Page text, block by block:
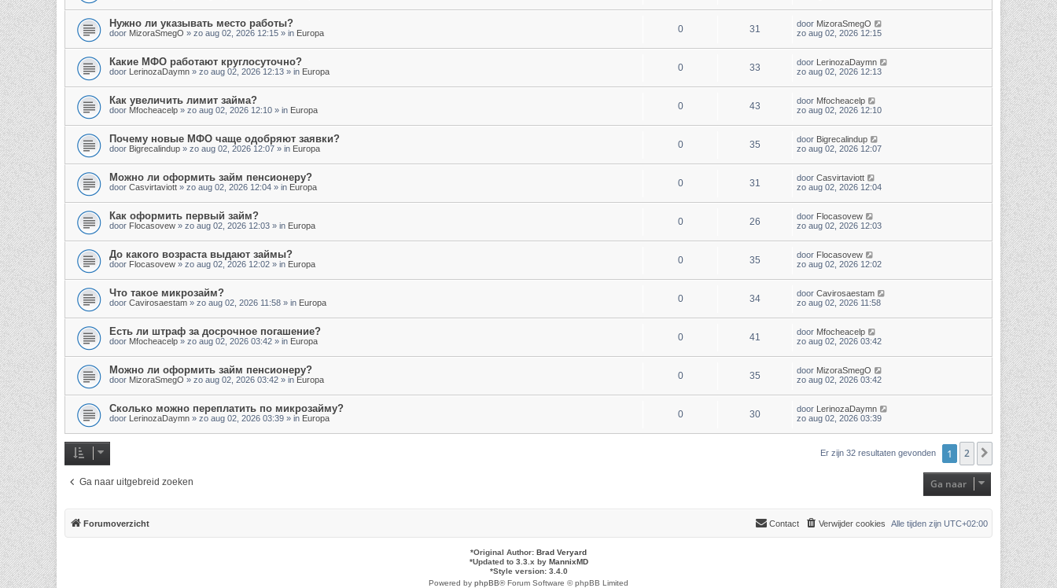
Нужно ли указывать место работы?
door MizoraSmegO » zo aug 02, 2026 12:15 » in Europa 0 31 door MizoraSmegO
zo aug 02, 2026 12:15
Какие МФО работают круглосуточно?
door LerinozaDaymn » zo aug 02, 2026 12:13 » in Europa 0 33 door LerinozaDaymn
zo aug 02, 2026 12:13
Как увеличить лимит займа?
door Mfocheacelp » zo aug 02, 2026 12:10 » in Europa 0 43 door Mfocheacelp
zo aug 02, 2026 12:10
Почему новые МФО чаще одобряют заявки?
door Bigrecalindup » zo aug 02, 2026 12:07 » in Europa 0 35 door Bigrecalindup
zo aug 02, 2026 12:07
Можно ли оформить займ пенсионеру?
door Casvirtaviott » zo aug 02, 2026 12:04 » in Europa 0 31 door Casvirtaviott
zo aug 02, 2026 12:04
Как оформить первый займ?
door Flocasovew » zo aug 02, 2026 12:03 » in Europa 0 26 door Flocasovew
zo aug 02, 2026 12:03
До какого возраста выдают займы?
door Flocasovew » zo aug 02, 2026 12:02 » in Europa 0 35 door Flocasovew
zo aug 02, 2026 12:02
Что такое микрозайм?
door Cavirosaestam » zo aug 02, 2026 11:58 » in Europa 0 34 door Cavirosaestam
zo aug 02, 2026 11:58
Есть ли штраф за досрочное погашение?
door Mfocheacelp » zo aug 02, 2026 03:42 » in Europa 0 41 door Mfocheacelp
zo aug 02, 2026 03:42
Можно ли оформить займ пенсионеру?
door MizoraSmegO » zo aug 02, 2026 03:42 » in Europa 0 35 door MizoraSmegO
zo aug 02, 2026 03:42
Сколько можно переплатить по микрозайму?
door LerinozaDaymn » zo aug 02, 2026 03:39 » in Europa 0 30 door LerinozaDaymn
zo aug 02, 2026 03:39
Er zijn 32 resultaten gevonden 1 2 Volgende
Ga naar uitgebreid zoeken Ga naar
Forumoverzicht Alle tijden zijn UTC+02:00
Verwijder cookies
Contact
*Original Author: Brad Veryard
*Updated to 3.3.x by MannixMD
*Style version: 3.4.0
Powered by phpBB® Forum Software © phpBB Limited